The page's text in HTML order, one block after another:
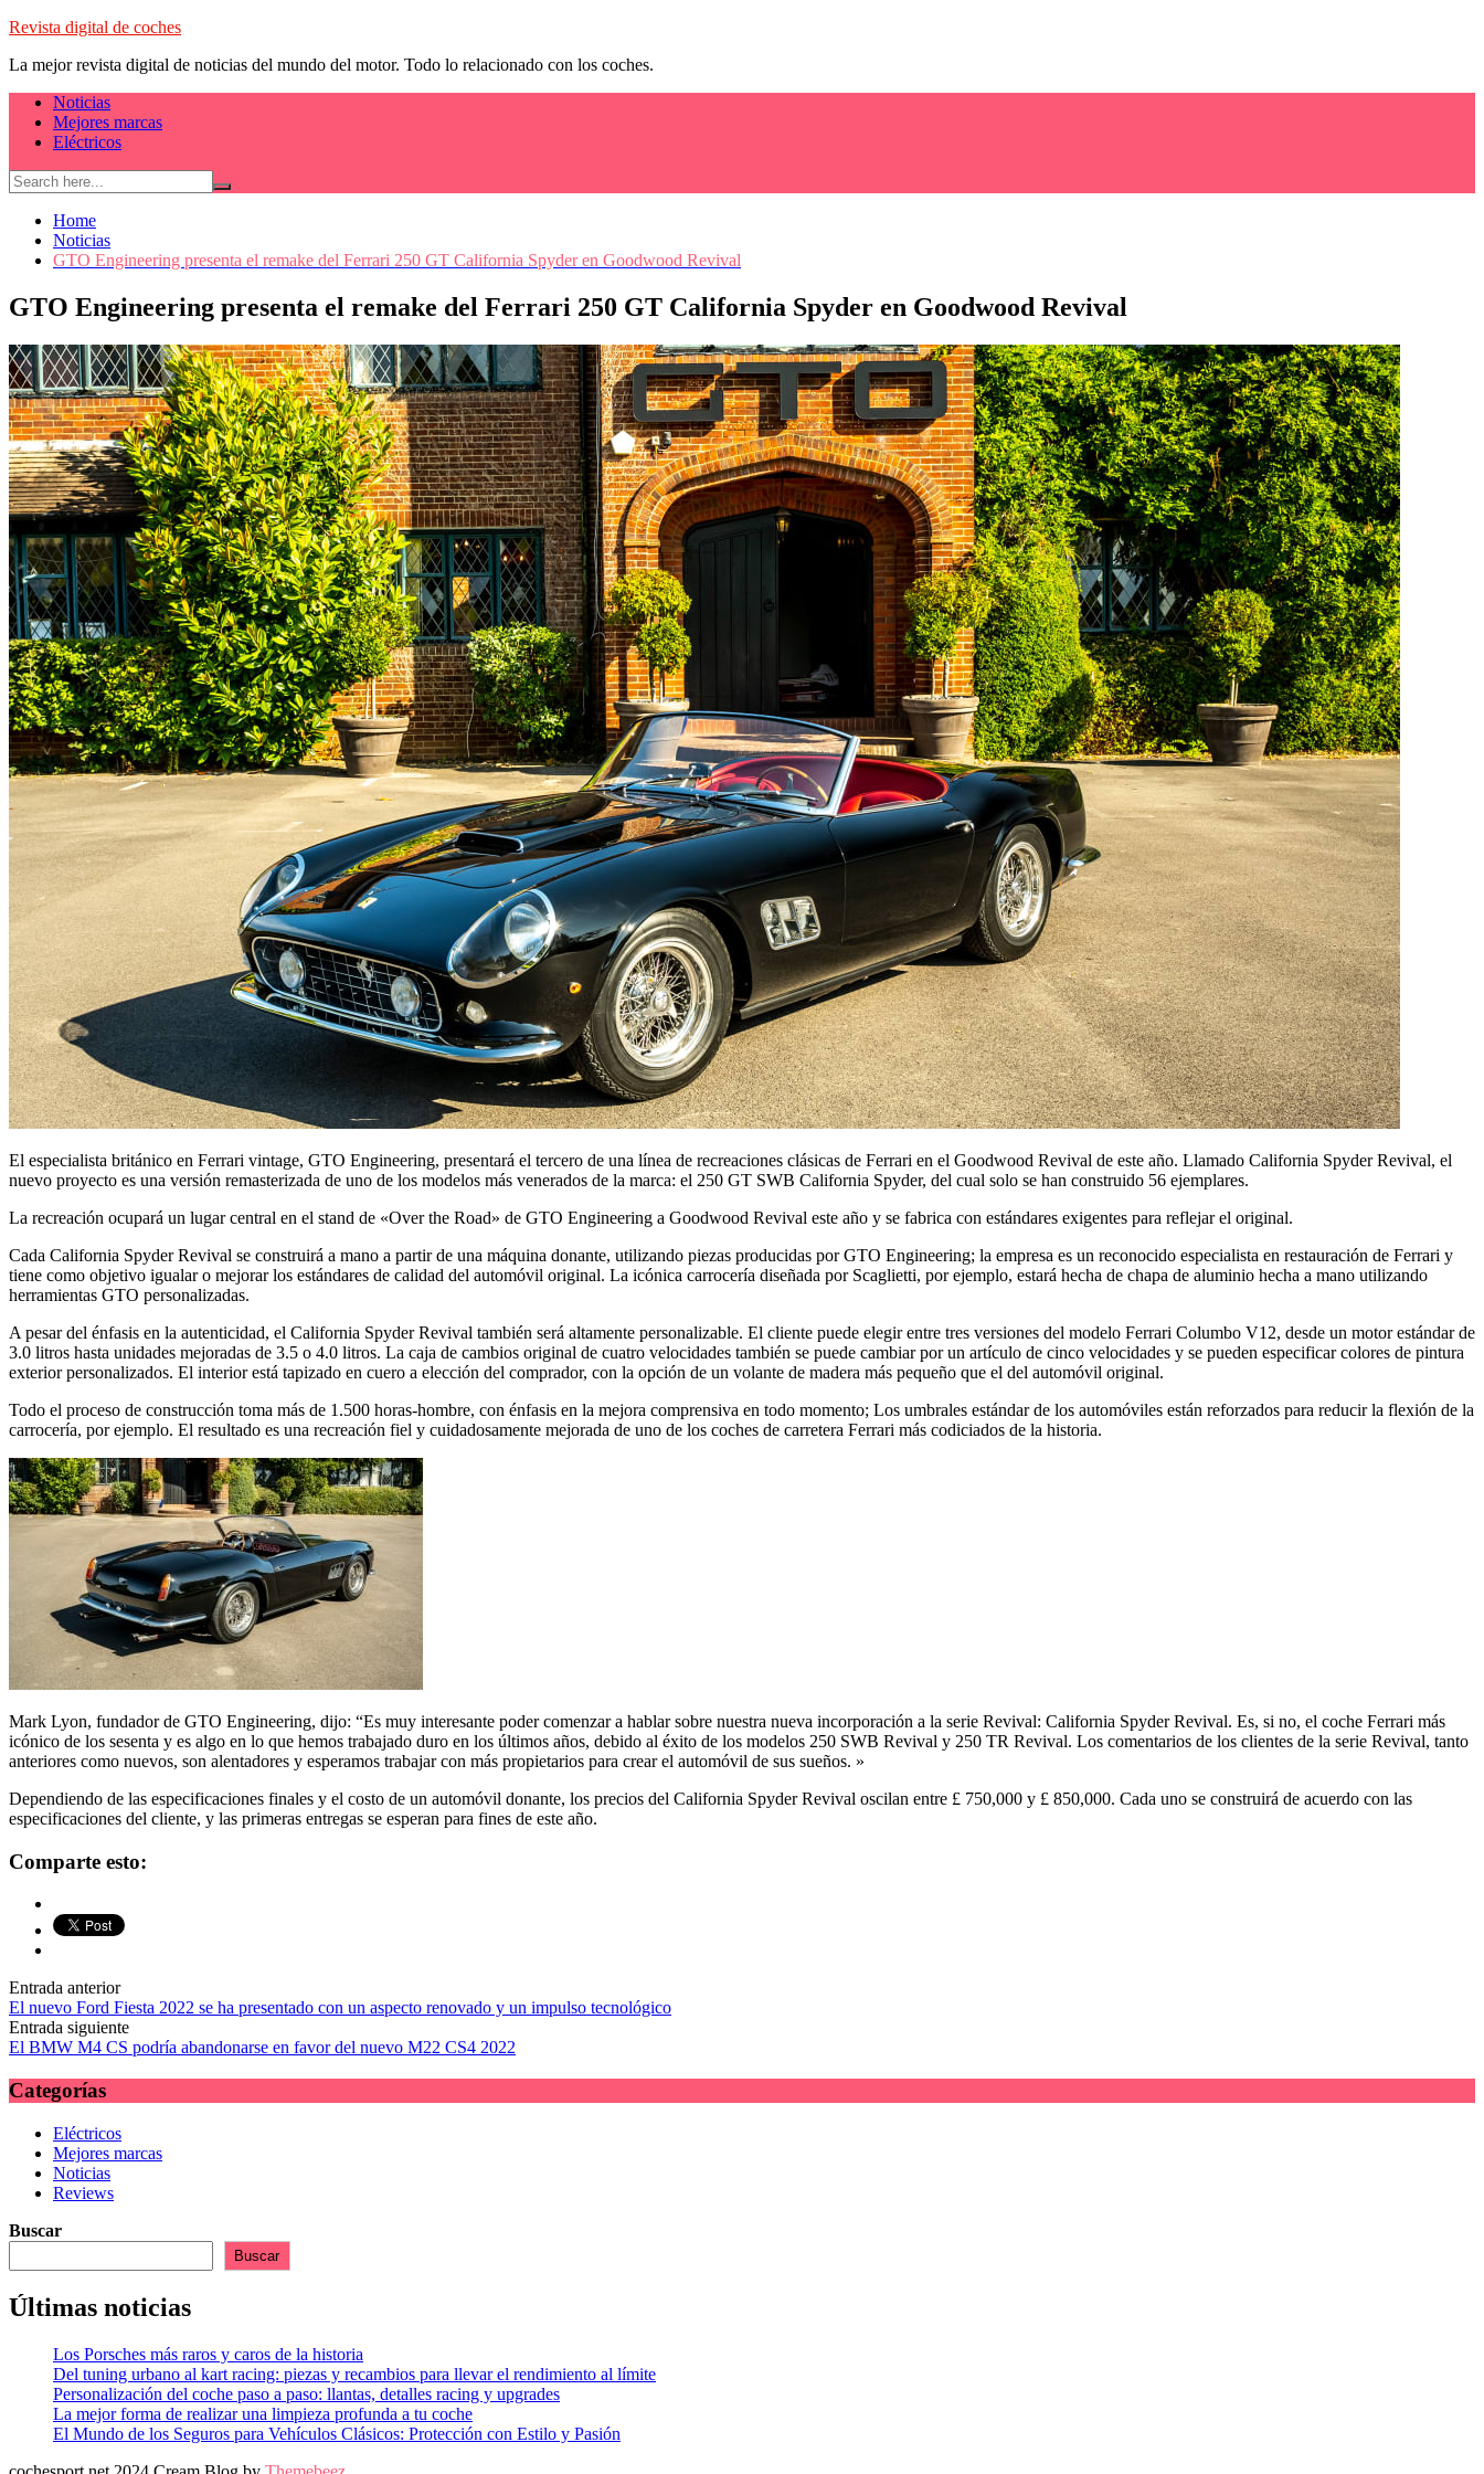
Skip
content
Revista digital de coches
La mejor revista digital de noticias del mundo del motor. Todo lo relacionado con los coches.
Noticias
Mejores marcas
Eléctricos
Home
Noticias
GTO Engineering presenta el remake del Ferrari 250 GT California Spyder en Goodwood Revival
GTO Engineering presenta el remake del Ferrari 250 GT California Spyder en Goodwood Revival
El especialista británico en Ferrari vintage, GTO Engineering, presentará el tercero de una línea de recreaciones clásicas de Ferrari en el Goodwood Revival de este año. Llamado California Spyder Revival, el
nuevo proyecto es una versión remasterizada de uno de los modelos más venerados de la marca: el 250 GT SWB California Spyder, del cual solo se han construido 56 ejemplares.
La recreación ocupará un lugar central en el stand de «Over the Road» de GTO Engineering a Goodwood Revival este año y se fabrica con estándares exigentes para reflejar el original.
Cada California Spyder Revival se construirá a mano a partir de una máquina donante, utilizando piezas producidas por GTO Engineering; la empresa es un reconocido especialista en restauración de Ferrari y
tiene como objetivo igualar o mejorar los estándares de calidad del automóvil original. La icónica carrocería diseñada por Scaglietti, por ejemplo, estará hecha de chapa de aluminio hecha a mano utilizando
herramientas GTO personalizadas.
A pesar del énfasis en la autenticidad, el California Spyder Revival también será altamente personalizable. El cliente puede elegir entre tres versiones del modelo Ferrari Columbo V12, desde un motor estándar de
3.0 litros hasta unidades mejoradas de 3.5 o 4.0 litros. La caja de cambios original de cuatro velocidades también se puede cambiar por un artículo de cinco velocidades y se pueden especificar colores de pintura
exterior personalizados. El interior está tapizado en cuero a elección del comprador, con la opción de un volante de madera más pequeño que el del automóvil original.
Todo el proceso de construcción toma más de 1.500 horas-hombre, con énfasis en la mejora comprensiva en todo momento; Los umbrales estándar de los automóviles están reforzados para reducir la flexión de la
carrocería, por ejemplo. El resultado es una recreación fiel y cuidadosamente mejorada de uno de los coches de carretera Ferrari más codiciados de la historia.
Mark Lyon, fundador de GTO Engineering, dijo: “Es muy interesante poder comenzar a hablar sobre nuestra nueva incorporación a la serie Revival: California Spyder Revival. Es, si no, el coche Ferrari más
icónico de los sesenta y es algo en lo que hemos trabajado duro en los últimos años, debido al éxito de los modelos 250 SWB Revival y 250 TR Revival. Los comentarios de los clientes de la serie Revival, tanto
anteriores como nuevos, son alentadores y esperamos trabajar con más propietarios para crear el automóvil de sus sueños. »
Dependiendo de las especificaciones finales y el costo de un automóvil donante, los precios del California Spyder Revival oscilan entre £ 750,000 y £ 850,000. Cada uno se construirá de acuerdo con las
especificaciones del cliente, y las primeras entregas se esperan para fines de este año.
Comparte
esto
Twitter
Comparte
esto
Facebook
Correo
electrónico
Comparte esto:
Navegación
de
las
entradas
Entrada anterior
El nuevo Ford Fiesta 2022 se ha presentado con un aspecto renovado y un impulso tecnológico
Entrada siguiente
El BMW M4 CS podría abandonarse en favor del nuevo M22 CS4 2022
Categorías
Eléctricos
Mejores marcas
Noticias
Reviews
Buscar
Buscar
Últimas noticias
Los Porsches más raros y caros de la historia
Del tuning urbano al kart racing: piezas y recambios para llevar el rendimiento al límite
Personalización del coche paso a paso: llantas, detalles racing y upgrades
La mejor forma de realizar una limpieza profunda a tu coche
El Mundo de los Seguros para Vehículos Clásicos: Protección con Estilo y Pasión